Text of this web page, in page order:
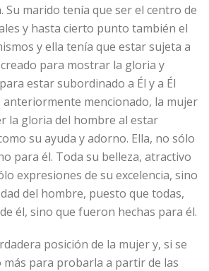
Su marido tenía que ser el centro de
y hasta cierto punto también el
y ella tenía que estar sujeta a
para mostrar la gloria y
estar subordinado a Él y a Él
anteriormente mencionado, la mujer
la gloria del hombre al estar
su ayuda y adorno. Ella, no sólo
para él. Toda su belleza, atractivo
expresiones de su excelencia, sino
del hombre, puesto que todas,
él, sino que fueron hechas para él.
posición de la mujer y, si se
más para probarla a partir de las